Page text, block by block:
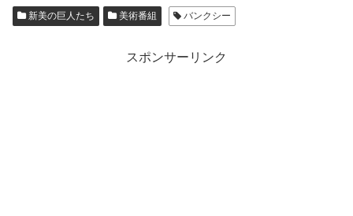
新美の巨人たち 美術番組 バンクシー
スポンサーリンク